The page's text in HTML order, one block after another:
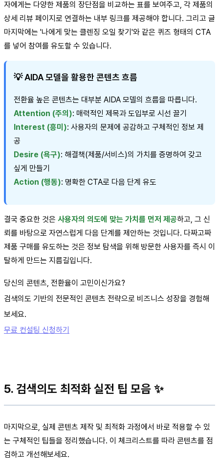
자에게는 다양한 제품의 장단점을 비교하는 표를 보여주고, 각 제품의
상세 리뷰 페이지로 연결하는 내부 링크를 제공해야 합니다. 그리고 글
마지막에는 '나에게 맞는 클렌징 오일 찾기'와 같은 퀴즈 형태의 CTA
를 넣어 참여를 유도할 수 있습니다.
💡 AIDA 모델을 활용한 콘텐츠 흐름
전환율 높은 콘텐츠는 대부분 AIDA 모델의 흐름을 따릅니다.
Attention (주의): 매력적인 제목과 도입부로 시선 끌기
Interest (흥미): 사용자의 문제에 공감하고 구체적인 정보 제
공
Desire (욕구): 해결책(제품/서비스)의 가치를 증명하여 갖고
싶게 만들기
Action (행동): 명확한 CTA로 다음 단계 유도
결국 중요한 것은 사용자의 의도에 맞는 가치를 먼저 제공하고, 그 신
뢰를 바탕으로 자연스럽게 다음 단계를 제안하는 것입니다. 다짜고짜
제품 구매를 유도하는 것은 정보 탐색을 위해 방문한 사용자를 즉시 이
탈하게 만드는 지름길입니다.
당신의 콘텐츠, 전환율이 고민이신가요?
검색의도 기반의 전문적인 콘텐츠 전략으로 비즈니스 성장을 경험해
보세요.
무료 컨설팅 신청하기
5. 검색의도 최적화 실전 팁 모음 ✨
마지막으로, 실제 콘텐츠 제작 및 최적화 과정에서 바로 적용할 수 있
는 구체적인 팁들을 정리했습니다. 이 체크리스트를 따라 콘텐츠를 점
검하고 개선해보세요.